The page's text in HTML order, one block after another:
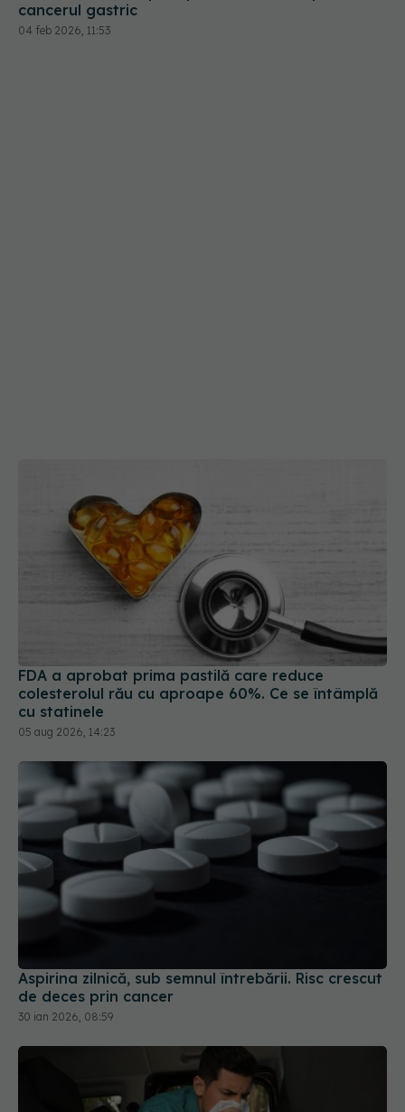
04 feb 2026, 11:53
FDA a aprobat prima pastilă care reduce
colesterolul rău cu aproape 60%. Ce se întâmplă
cu statinele
05 aug 2026, 14:23
de deces prin cancer
30 ian 2026, 08:59